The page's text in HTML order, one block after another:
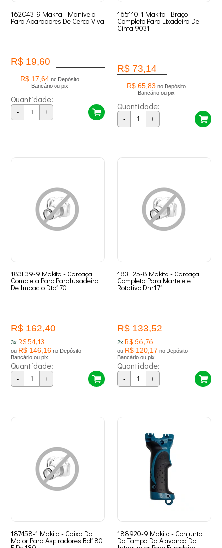
162C43-9 Makita - Manivela
Para Aparadores De Cerca Viva
R$ 19,60
R$ 17,64 no Depósito
Bancário ou pix
Quantidade:
- +
165110-1 Makita - Braço
Completo Para Lixadeira De
Cinta 9031
R$ 73,14
R$ 65,83 no Depósito
Bancário ou pix
Quantidade:
- +
183E39-9 Makita - Carcaça
Completa Para Parafusadeira
De Impacto Dtd170
R$ 162,40
3x R$ 54,13
ou R$ 146,16 no Depósito
Bancário ou pix
Quantidade:
- +
183H25-8 Makita - Carcaça
Completa Para Martelete
Rotativo Dhr171
R$ 133,52
2x R$ 66,76
ou R$ 120,17 no Depósito
Bancário ou pix
Quantidade:
- +
187458-1 Makita - Caixa Do
Motor Para Aspiradores Bcl180
188920-9 Makita - Conjunto
Da Tampa Da Alavanca Do